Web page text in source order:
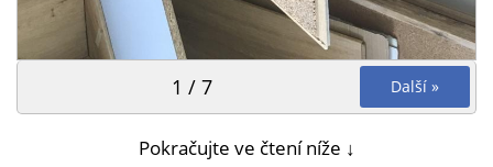
Další »
1 / 7
Pokračujte ve čtení níže ↓